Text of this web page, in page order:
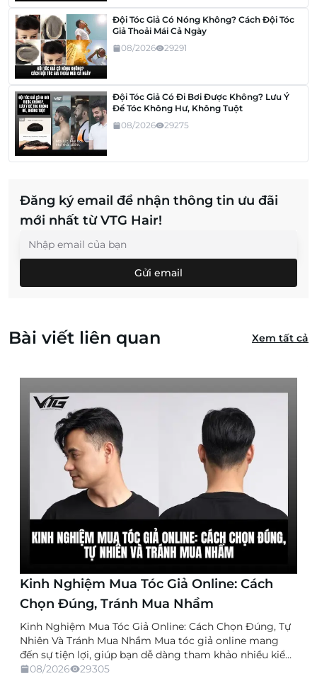
Đội Tóc Giả Có Nóng Không? Cách Đội Tóc
Giả Thoải Mái Cả Ngày
08/2026
29291
Đội Tóc Giả Có Đi Bơi Được Không? Lưu Ý
Để Tóc Không Hư, Không Tuột
08/2026
29275
Đăng ký email để nhận thông tin ưu đãi
mới nhất từ VTG Hair!
Gửi email
Bài viết liên quan Xem tất cả
Kinh Nghiệm Mua Tóc Giả Online: Cách
Chọn Đúng, Tránh Mua Nhầm
Kinh Nghiệm Mua Tóc Giả Online: Cách Chọn Đúng, Tự
Nhiên Và Tránh Mua Nhầm Mua tóc giả online mang
đến sự tiện lợi, giúp bạn dễ dàng tham khảo nhiều kiểu
dáng, chất liệu và mức giá mà không cần trực tiếp đến
08/2026 29305